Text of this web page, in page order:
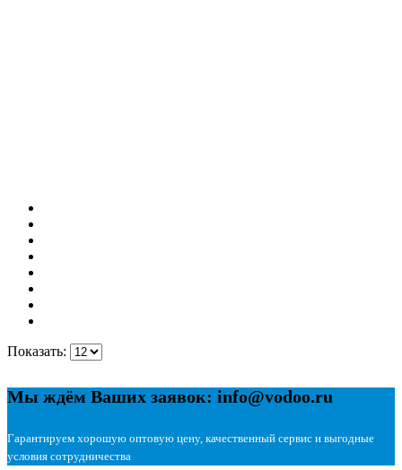
Показать:
Мы ждём Ваших заявок: info@vodoo.ru
Гарантируем хорошую оптовую цену, качественный сервис и выгодные
условия сотрудничества